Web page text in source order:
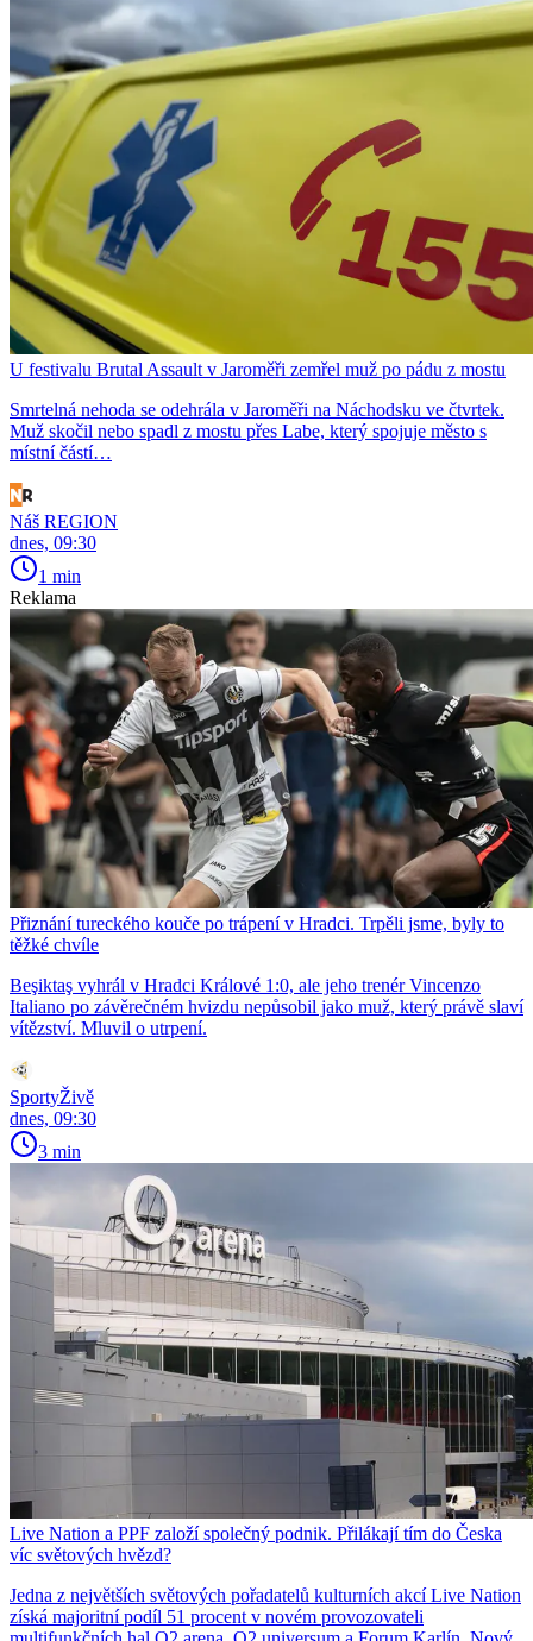
U festivalu Brutal Assault v Jaroměři zemřel muž po pádu z mostu
Smrtelná nehoda se odehrála v Jaroměři na Náchodsku ve čtvrtek.
Muž skočil nebo spadl z mostu přes Labe, který spojuje město s
místní částí…
Náš REGION
dnes, 09:30
1 min
Reklama
Přiznání tureckého kouče po trápení v Hradci. Trpěli jsme, byly to
těžké chvíle
Beşiktaş vyhrál v Hradci Králové 1:0, ale jeho trenér Vincenzo
Italiano po závěrečném hvizdu nepůsobil jako muž, který právě slaví
vítězství. Mluvil o utrpení.
SportyŽivě
dnes, 09:30
3 min
Live Nation a PPF založí společný podnik. Přilákají tím do Česka
víc světových hvězd?
Jedna z největších světových pořadatelů kulturních akcí Live Nation
získá majoritní podíl 51 procent v novém provozovateli